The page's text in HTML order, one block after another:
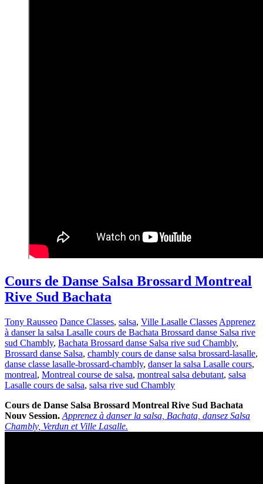
Cours de Danse Salsa Brossard Montreal
Rive Sud Bachata
Tony Rausseo Dance Classes, salsa, Ville Lasalle Classes Apprenez
à danser la salsa Lasalle cours de Bachata Brossard danse Salsa rive
sud Chambly, Bachata Brossard danse Salsa rive sud Chambly,
Brossard danse Salsa, chambly cours de danse salsa brossard-lasalle,
danse classe lasalle-brossard-chambly, danser la salsa Lasalle cours,
montreal, Montreal course de salsa, montreal salsa debutant, salsa
Lasalle cours de salsa, salsa rive sud Chambly
Cours de Danse Salsa Brossard Montreal Rive Sud Bachata
Nouv Session. Apprenez à danser la salsa, Bachata, dansez Salsa
Chambly, Verdun et Ville Lasalle.